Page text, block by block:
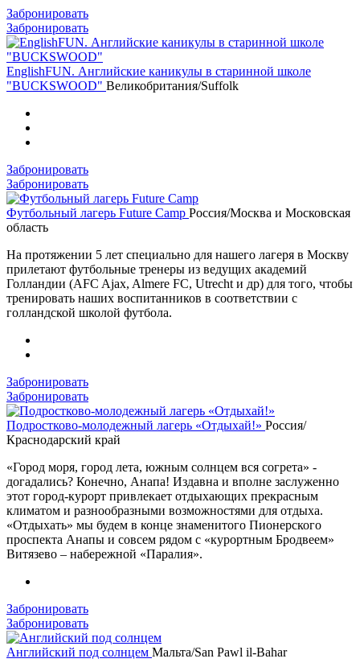
Забронировать
Забронировать
EnglishFUN. Английские каникулы в старинной школе
"BUCKSWOOD" Великобритания/Suffolk
Забронировать
Забронировать
Футбольный лагерь Future Camp Россия/Москва и Московская
область
На протяжении 5 лет специально для нашего лагеря в Москву
прилетают футбольные тренеры из ведущих академий
Голландии (AFC Ajax, Almere FC, Utrecht и др) для того, чтобы
тренировать наших воспитанников в соответствии с
голландской школой футбола.
Забронировать
Забронировать
Подростково-молодежный лагерь «Отдыхай!» Россия/
Краснодарский край
«Город моря, город лета, южным солнцем вся согрета» -
догадались? Конечно, Анапа! Издавна и вполне заслуженно
этот город-курорт привлекает отдыхающих прекрасным
климатом и разнообразными возможностями для отдыха.
«Отдыхать» мы будем в конце знаменитого Пионерского
проспекта Анапы и совсем рядом с «курортным Бродвеем»
Витязево – набережной «Паралия».
Забронировать
Забронировать
Английский под солнцем Мальта/San Pawl il-Bahar